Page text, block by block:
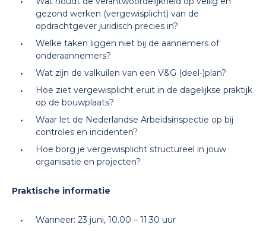
gezond werken (vergewisplicht) van de
opdrachtgever juridisch precies in?
Welke taken liggen niet bij de aannemers of
onderaannemers?
Wat zijn de valkuilen van een V&G (deel-)plan?
Hoe ziet vergewisplicht eruit in de dagelijkse praktijk
op de bouwplaats?
Waar let de Nederlandse Arbeidsinspectie op bij
controles en incidenten?
Hoe borg je vergewisplicht structureel in jouw
organisatie en projecten?
Praktische informatie
Wanneer: 23 juni, 10.00 – 11.30 uur